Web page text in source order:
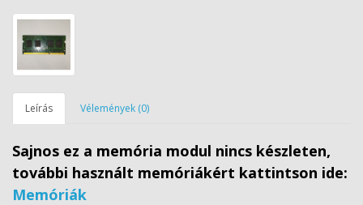
Leírás Vélemények (0)
Sajnos ez a memória modul nincs készleten,
további használt memóriákért kattintson ide:
Memóriák